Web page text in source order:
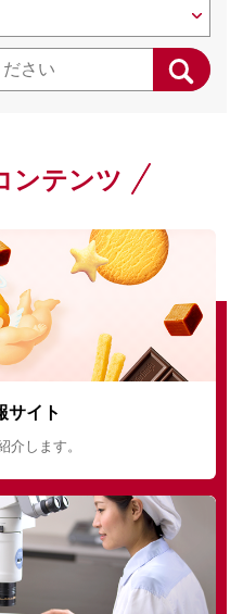
ンテンツ
サイト
介します。